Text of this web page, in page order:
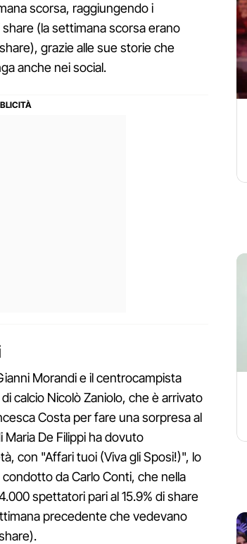
scorsa, raggiungendo i
(la settimana scorsa erano
grazie alle sue storie che
anche nei social.
Morandi e il centrocampista
calcio Nicolò Zaniolo, che è arrivato
Costa per fare una sorpresa al
De Filippi ha dovuto
con "Affari tuoi (Viva gli Sposi!)", lo
da Carlo Conti, che nella
spettatori pari al 15.9% di share
precedente che vedevano